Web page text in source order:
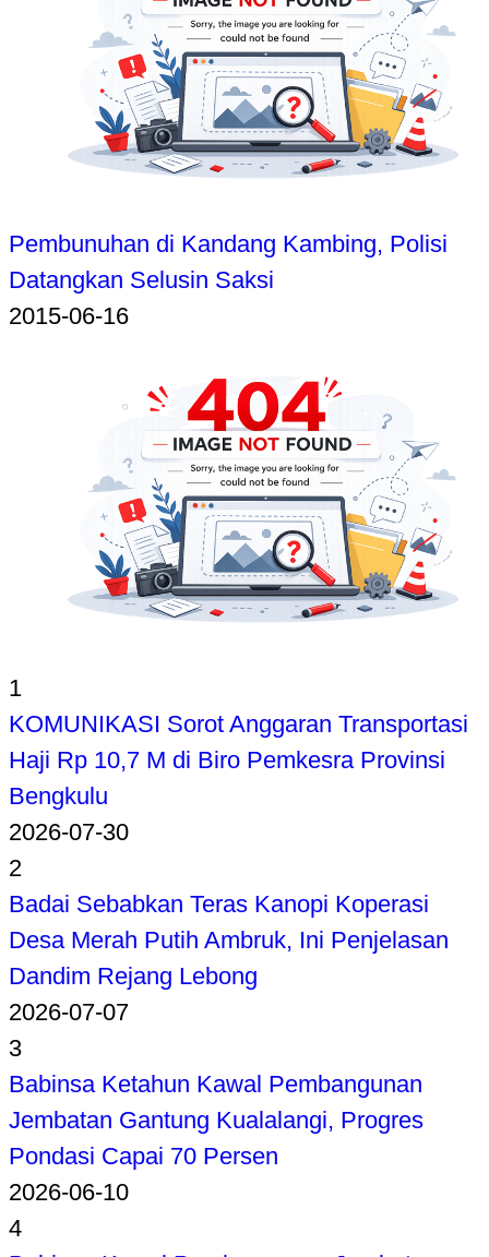
Pembunuhan di Kandang Kambing, Polisi
Datangkan Selusin Saksi
2015-06-16
1
KOMUNIKASI Sorot Anggaran Transportasi
Haji Rp 10,7 M di Biro Pemkesra Provinsi
Bengkulu
2026-07-30
2
Badai Sebabkan Teras Kanopi Koperasi
Desa Merah Putih Ambruk, Ini Penjelasan
Dandim Rejang Lebong
2026-07-07
3
Babinsa Ketahun Kawal Pembangunan
Jembatan Gantung Kualalangi, Progres
Pondasi Capai 70 Persen
2026-06-10
4